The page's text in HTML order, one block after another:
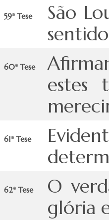
59ª Tese
São
60ª Tese
estes
61ª Tese
62ª Tese
O
glória